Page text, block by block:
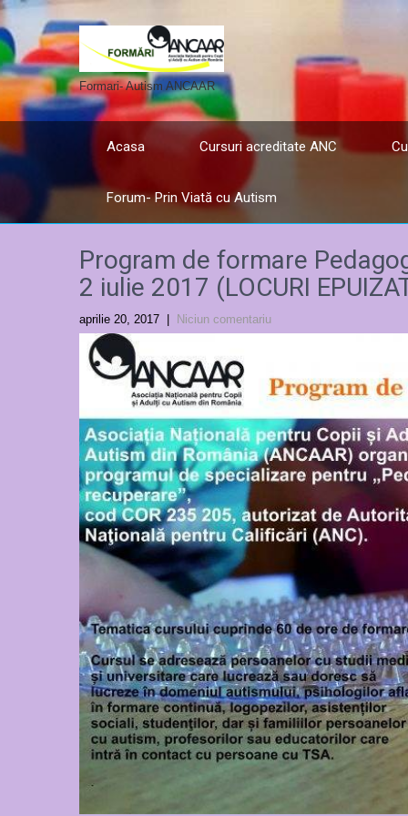
Formari- Autism ANCAAR
Acasa Cursuri acreditate ANC
Forum- Prin Viată cu Autism
Program de formare
2 iulie 2017 (LOCURI
aprilie 20, 2017 Niciun comentariu